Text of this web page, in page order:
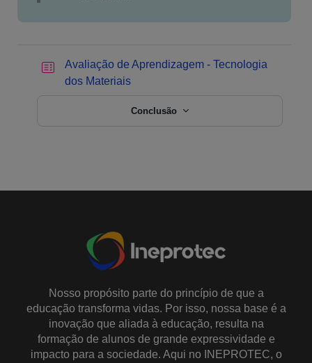
Avaliação de Aprendizagem - Tecnologia
dos Materiais
Conclusão
Nosso propósito parte do princípio de que a
educação transforma vidas. Por isso, nossa base é a
inovação que aliada à educação, resulta na
formação de alunos de grande expressividade e
impacto para a sociedade. Aqui no INEPROTEC, o